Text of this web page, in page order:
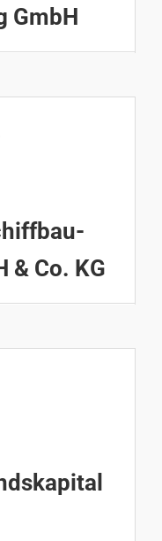
GmbH
& Co. KG